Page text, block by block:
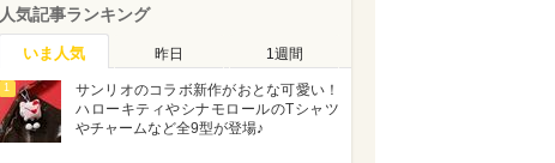
人気記事ランキング
いま人気 昨日 1週間
1
サンリオのコラボ新作がおとな可愛い！
ハローキティやシナモロールのTシャツ
やチャームなど全9型が登場♪